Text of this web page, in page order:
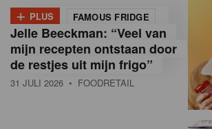
n
B
e
+ PLUS FAMOUS FRIDGE
Jelle Beeckman: “Veel van
mijn recepten ontstaan door
de restjes uit mijn frigo”
31 JULI 2026 • FOODRETAIL